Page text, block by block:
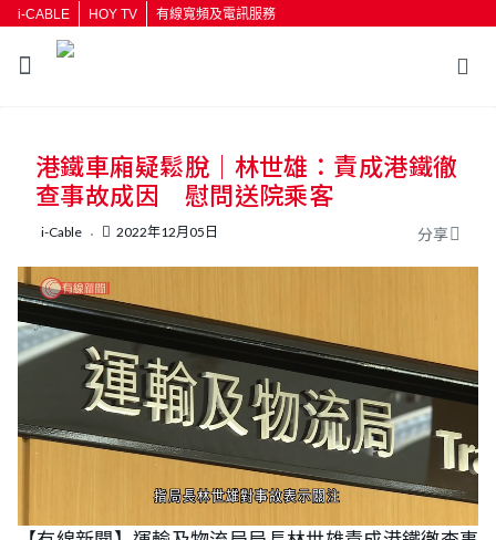
i-CABLE HOY TV 有線寬頻及電訊服務
按輸入鍵開始搜尋
港鐵車廂疑鬆脫｜林世雄：責成港鐵徹
查事故成因 慰問送院乘客
i-Cable 2022年12月05日 分享
n
o
a